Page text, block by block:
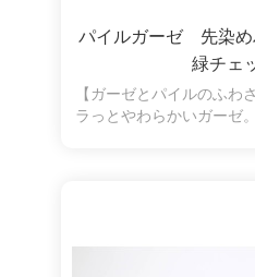
パイルガーゼ 先染
緑チェ
【ガーゼとパイルのふわ
ラっとやわらかいガーゼ